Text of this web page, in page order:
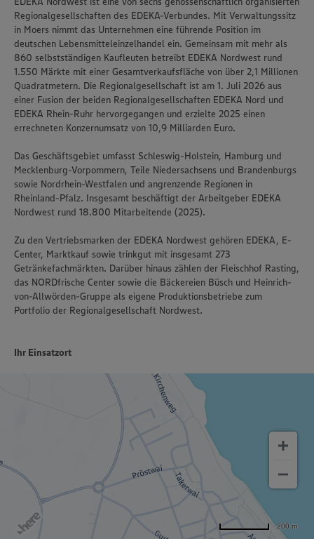
Regionalgesellschaften des EDEKA-Verbundes. Mit Verwaltungssitz
in Moers nimmt das Unternehmen eine führende Position im
deutschen Lebensmitteleinzelhandel ein. Gemeinsam mit mehr als
860 selbstständigen Kaufleuten betreibt EDEKA Nordwest rund
1.550 Märkte mit einer Gesamtverkaufsfläche von über 2,1 Millionen
Quadratmetern. Die Regionalgesellschaft ist am 1. Juli 2026 aus
einer Fusion der beiden Regionalgesellschaften EDEKA Nord und
EDEKA Rhein-Ruhr hervorgegangen und erzielte 2025 einen
errechneten Konzernumsatz von 10,9 Milliarden Euro.
Das Geschäftsgebiet umfasst Schleswig-Holstein, Hamburg und
Mecklenburg-Vorpommern, Teile Niedersachsens und Brandenburgs
sowie Nordrhein-Westfalen und angrenzende Regionen in
Rheinland-Pfalz. Insgesamt beschäftigt der Arbeitgeber EDEKA
Nordwest rund 18.800 Mitarbeitende (2025).
Zu den Vertriebsmarken der EDEKA Nordwest gehören EDEKA, E-
Center, Marktkauf sowie trinkgut mit insgesamt 273
Getränkefachmärkten. Darüber hinaus zählen der Fleischhof Rasting,
das NORDfrische Center sowie die Bäckereien Büsch und Heinrich-
von-Allwörden-Gruppe als eigene Produktionsbetriebe zum
Portfolio der Regionalgesellschaft Nordwest.
Ihr Einsatzort
200 m